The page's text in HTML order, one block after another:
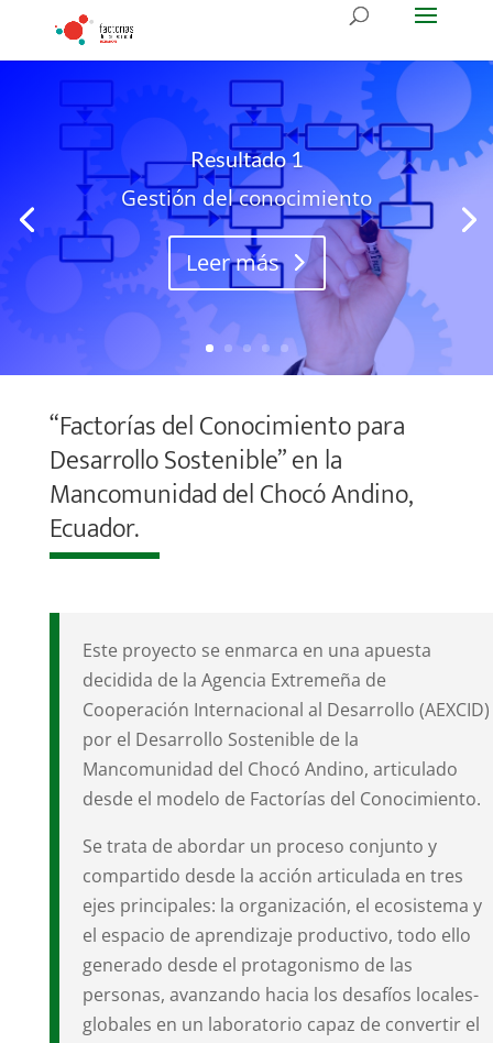
Resultado 1
Gestión del conocimiento
Leer más
“Factorías del Conocimiento para
Desarrollo Sostenible” en la
Mancomunidad del Chocó Andino,
Ecuador.
Este proyecto se enmarca en una apuesta
decidida de la Agencia Extremeña de
Cooperación Internacional al Desarrollo (AEXCID)
por el Desarrollo Sostenible de la
Mancomunidad del Chocó Andino, articulado
desde el modelo de Factorías del Conocimiento.
Se trata de abordar un proceso conjunto y
compartido desde la acción articulada en tres
ejes principales: la organización, el ecosistema y
el espacio de aprendizaje productivo, todo ello
generado desde el protagonismo de las
personas, avanzando hacia los desafíos locales-
globales en un laboratorio capaz de convertir el